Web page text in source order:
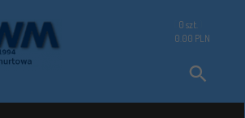
0 szt.
0.00 PLN